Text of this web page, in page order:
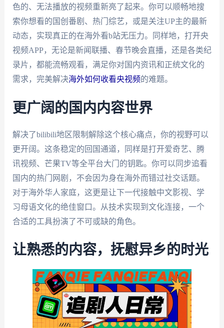
色的、无法播放的视频重新亮了起来。你可以顺畅地搜
索你想看的国创番剧、热门综艺，或是关注UP主的最新
动态，实现真正的在海外看b站无压力。同样地，打开央
视频APP，无论是新闻联播、春节晚会直播，还是各类纪
录片，都能流畅观看，满足你对国内资讯和正统文化的
需求，完美解决海外如何收看央视频的难题。
更广阔的国内内容世界
解决了bilibili地区限制解除这个核心痛点，你的视野可以
更开阔。这条稳定的回国通道，同样是打开爱奇艺、腾
讯视频、芒果TV等全平台大门的钥匙。你可以同步追看
国内的热门网剧，不会因为身在海外而错过社交话题。
对于海外华人家庭，这更是让下一代接触中文影视、学
习母语文化的绝佳窗口。从技术实现到文化连接，一个
合适的工具扮演了不可或缺的角色。
让熟悉的内容，抚慰异乡的时光